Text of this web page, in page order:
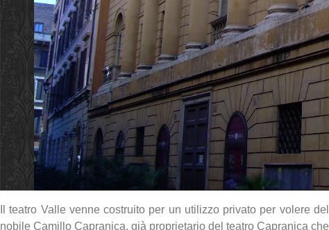
Il teatro Valle venne costruito per un utilizzo privato per volere del
nobile Camillo Capranica, già proprietario del teatro Capranica che